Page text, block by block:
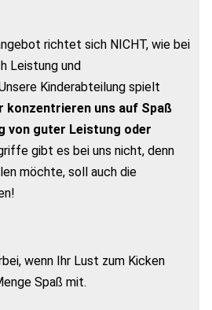
richtet sich NICHT, wie bei
Leistung und
Kinderabteilung spielt
konzentrieren uns auf Spaß
von guter Leistung oder
gibt es bei uns nicht, denn
möchte, soll auch die
wenn Ihr Lust zum Kicken
Spaß mit.